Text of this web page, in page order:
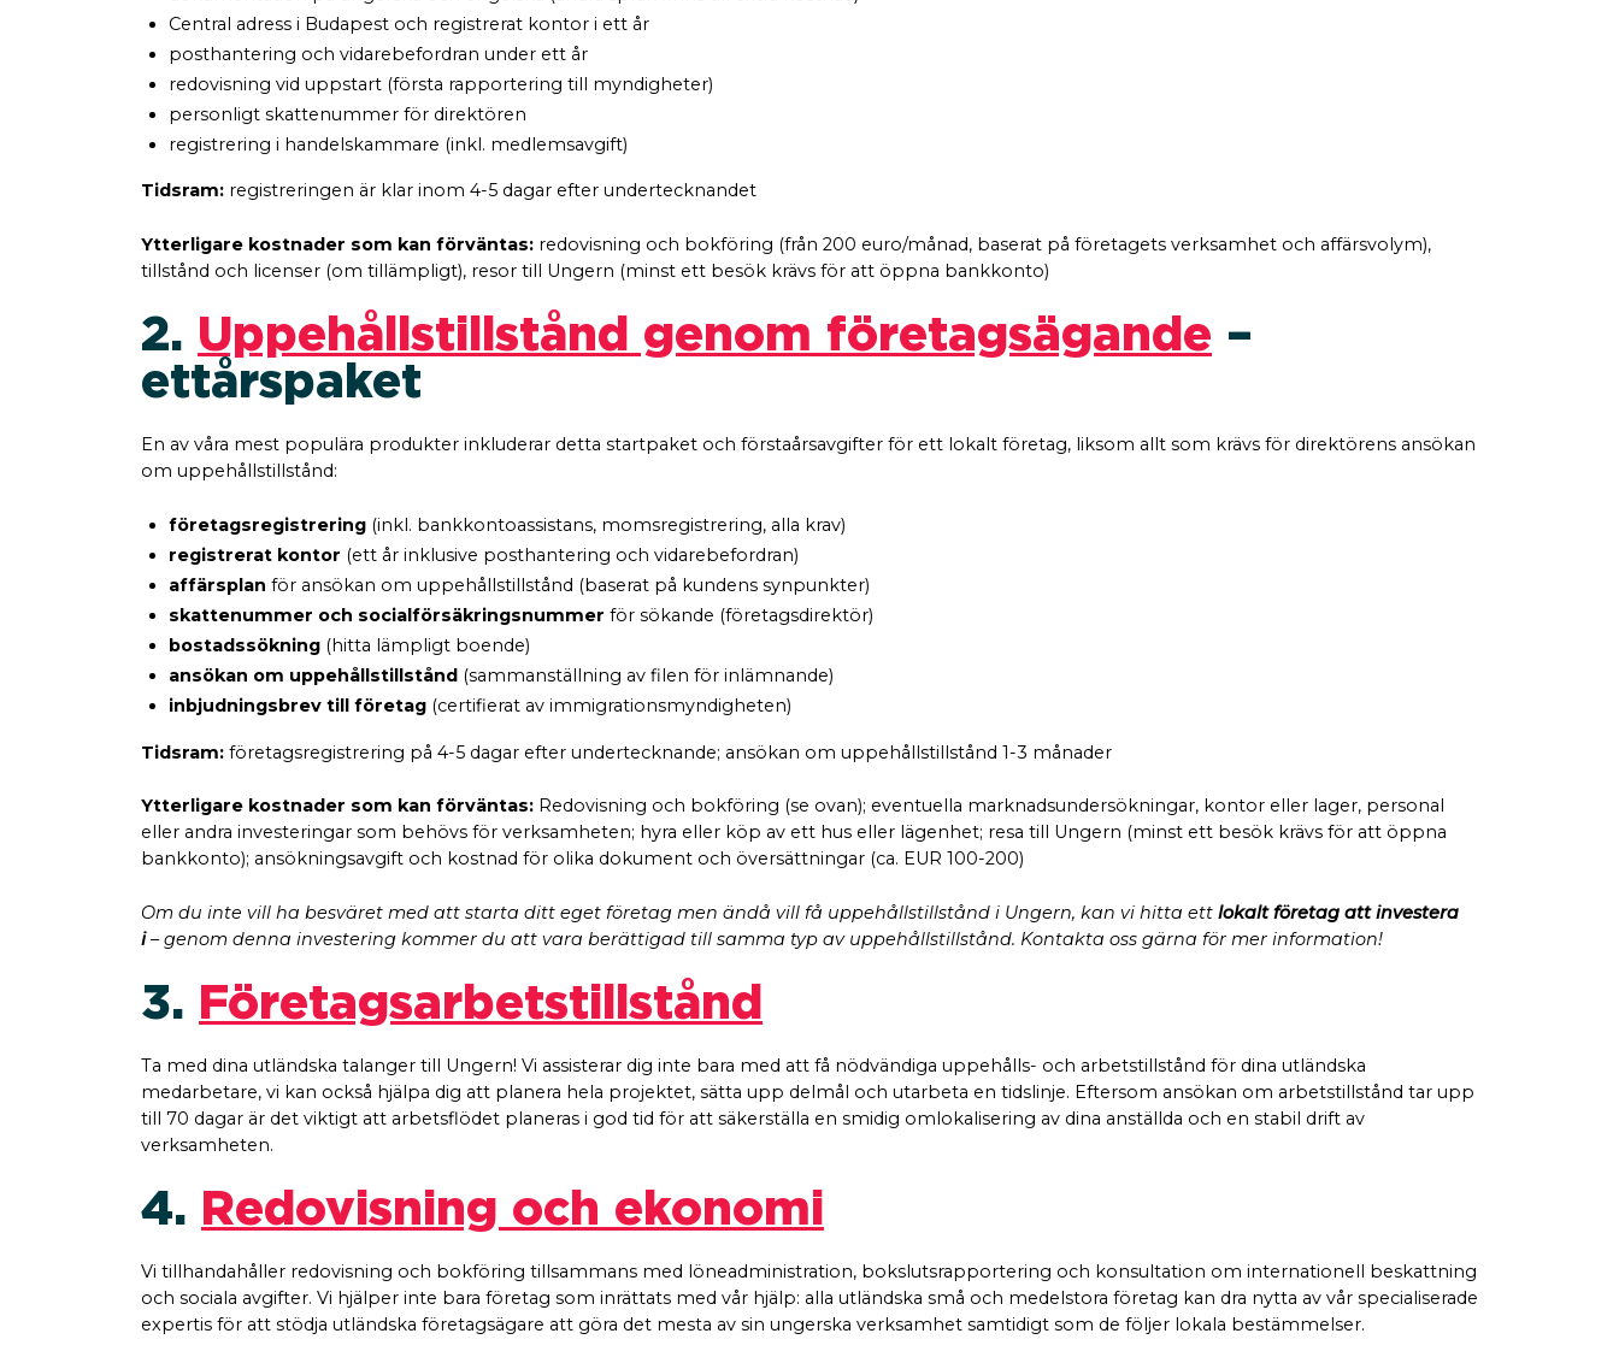
Central adress i Budapest och registrerat kontor i ett år
posthantering och vidarebefordran under ett år
redovisning vid uppstart (första rapportering till myndigheter)
personligt skattenummer för direktören
registrering i handelskammare (inkl. medlemsavgift)
Tidsram: registreringen är klar inom 4-5 dagar efter undertecknandet
Ytterligare kostnader som kan förväntas: redovisning och bokföring (från 200 euro/månad, baserat på företagets verksamhet och affärsvolym),
tillstånd och licenser (om tillämpligt), resor till Ungern (minst ett besök krävs för att öppna bankkonto)
2. Uppehållstillstånd genom företagsägande –
ettårspaket
En av våra mest populära produkter inkluderar detta startpaket och förstaårsavgifter för ett lokalt företag, liksom allt som krävs för direktörens ansökan
om uppehållstillstånd:
företagsregistrering (inkl. bankkontoassistans, momsregistrering, alla krav)
registrerat kontor (ett år inklusive posthantering och vidarebefordran)
affärsplanför ansökan om uppehållstillstånd (baserat på kundens synpunkter)
skattenummer och socialförsäkringsnummerför sökande (företagsdirektör)
bostadssökning (hitta lämpligt boende)
ansökan om uppehållstillstånd (sammanställning av filen för inlämnande)
inbjudningsbrev till företag (certifierat av immigrationsmyndigheten)
Tidsram: företagsregistrering på 4-5 dagar efter undertecknande; ansökan om uppehållstillstånd 1-3 månader
Ytterligare kostnader som kan förväntas: Redovisning och bokföring (se ovan); eventuella marknadsundersökningar, kontor eller lager, personal
eller andra investeringar som behövs för verksamheten; hyra eller köp av ett hus eller lägenhet; resa till Ungern (minst ett besök krävs för att öppna
bankkonto); ansökningsavgift och kostnad för olika dokument och översättningar (ca. EUR 100-200)
Om du inte vill ha besväret med att starta ditt eget företag men ändå vill få uppehållstillstånd i Ungern, kan vi hitta ett lokalt företag att investera
i– genom denna investering kommer du att vara berättigad till samma typ av uppehållstillstånd. Kontakta oss gärna för mer information!
3. Företagsarbetstillstånd
Ta med dina utländska talanger till Ungern! Vi assisterar dig inte bara med att få nödvändiga uppehålls- och arbetstillstånd för dina utländska
medarbetare, vi kan också hjälpa dig att planera hela projektet, sätta upp delmål och utarbeta en tidslinje. Eftersom ansökan om arbetstillstånd tar upp
till 70 dagar är det viktigt att arbetsflödet planeras i god tid för att säkerställa en smidig omlokalisering av dina anställda och en stabil drift av
verksamheten.
4. Redovisning och ekonomi
Vi tillhandahåller redovisning och bokföring tillsammans med löneadministration, bokslutsrapportering och konsultation om internationell beskattning
och sociala avgifter. Vi hjälper inte bara företag som inrättats med vår hjälp: alla utländska små och medelstora företag kan dra nytta av vår specialiserade
expertis för att stödja utländska företagsägare att göra det mesta av sin ungerska verksamhet samtidigt som de följer lokala bestämmelser.